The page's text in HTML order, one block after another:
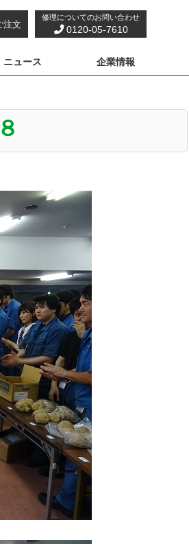
注文
修理についてのお問い合わせ
0120-05-7610
ニュース 企業情報